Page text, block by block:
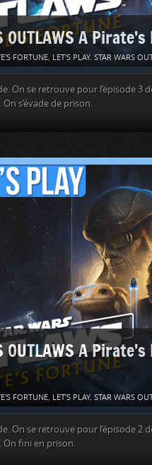
OUTLAWS A
FORTUNE, LET'S PLAY, STAR WARS
On se retrouve pour l’épisode 3
s’évade de prison.
OUTLAWS A
FORTUNE, LET'S PLAY, STAR WARS
On se retrouve pour l’épisode 2
On fini en prison.